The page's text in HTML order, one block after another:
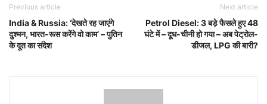
Previous article
India & Russia: ‘देखते रह जाएंगे
दुश्मन, भारत-रूस करेंगे वो काम’ – पुतिन
के दूत का संदेश
Next article
Petrol Diesel: 3 बड़े फैसले हुए 48
घंटे में – दूध-चीनी हो गया – अब पेट्रोल-
डीजल, LPG की बारी?